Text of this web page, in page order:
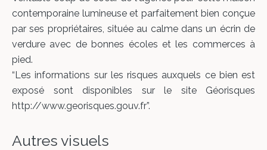
contemporaine lumineuse et parfaitement bien conçue
par ses propriétaires, située au calme dans un écrin de
verdure avec de bonnes écoles et les commerces à
pied.
“Les informations sur les risques auxquels ce bien est
exposé sont disponibles sur le site Géorisques
http://www.georisques.gouv.fr”.
Autres visuels